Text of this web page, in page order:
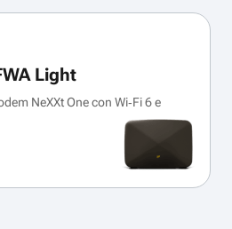
Light
NeXXt One con Wi‑Fi 6 e